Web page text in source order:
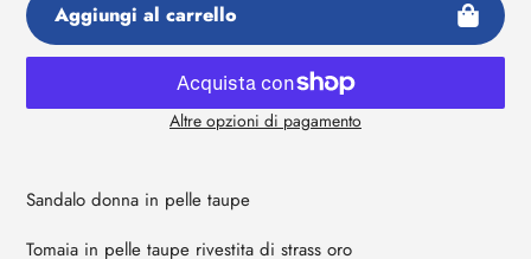
Aggiungi al carrello
Altre opzioni di pagamento
prodotto
tuo
Sandalo donna in pelle taupe
Tomaia in pelle taupe rivestita di strass oro